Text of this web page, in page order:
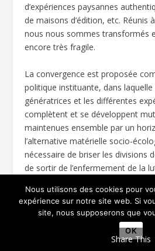
d’expériences paysannes
de maisons d’édition, etc. Réunis
nous nous sommes transformés
encore très fragile.
La convergence est proposée
politique instituante, dans
génératrices et les différentes
complètent et se développent
maintenues ensemble par un
l’alternative matérielle socio-
nécessaire de briser les divisions
de sortir de l’enfermement de la
ou aux discours identitaires. Ce
peut libérer un imaginaire collectif
et sous la peau, chacun à sa
spécificité. L’expérimentation de
Share This
Nous utilisons des cookies pour
expérience sur notre site web. Si
site, nous supposerons que
OK